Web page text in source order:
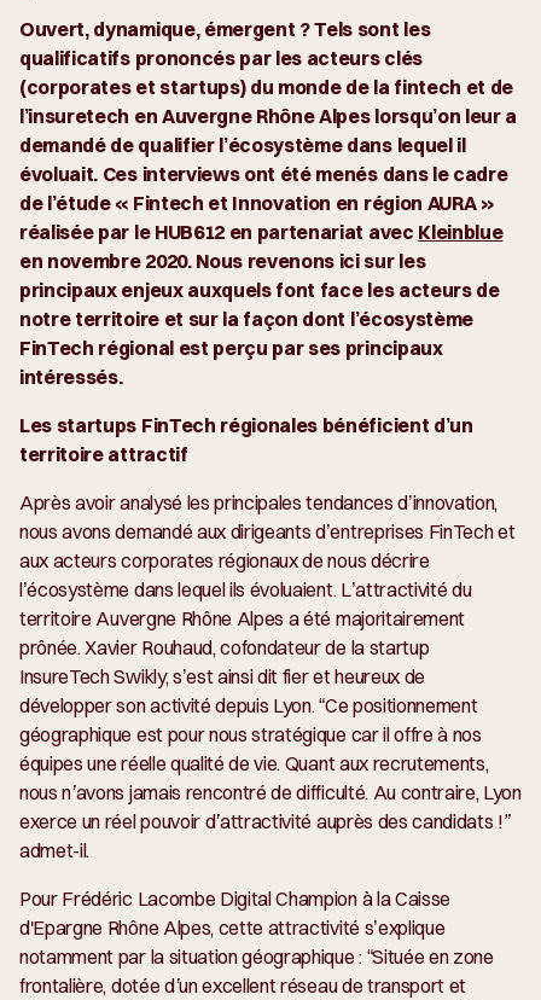
Ouvert, dynamique, émergent ? Tels sont les
qualificatifs prononcés par les acteurs clés
(corporates et startups) du monde de la fintech et de
l’insuretech en Auvergne Rhône Alpes lorsqu’on leur a
demandé de qualifier l’écosystème dans lequel il
évoluait. Ces interviews ont été menés dans le cadre
de l’étude « Fintech et Innovation en région AURA »
réalisée par le HUB612 en partenariat avec Kleinblue
en novembre 2020. Nous revenons ici sur les
principaux enjeux auxquels font face les acteurs de
notre territoire et sur la façon dont l’écosystème
FinTech régional est perçu par ses principaux
intéressés.
Les startups FinTech régionales bénéficient d’un
territoire attractif
Après avoir analysé les principales tendances d’innovation,
nous avons demandé aux dirigeants d’entreprises FinTech et
aux acteurs corporates régionaux de nous décrire
l’écosystème dans lequel ils évoluaient. L’attractivité du
territoire Auvergne Rhône Alpes a été majoritairement
prônée. Xavier Rouhaud, cofondateur de la startup
InsureTech Swikly, s’est ainsi dit fier et heureux de
développer son activité depuis Lyon. “Ce positionnement
géographique est pour nous stratégique car il offre à nos
équipes une réelle qualité de vie. Quant aux recrutements,
nous n’avons jamais rencontré de difficulté. Au contraire, Lyon
exerce un réel pouvoir d’attractivité auprès des candidats !”
admet-il.
Pour Frédéric Lacombe Digital Champion à la Caisse
d'Epargne Rhône Alpes, cette attractivité s’explique
notamment par la situation géographique : “Située en zone
frontalière, dotée d’un excellent réseau de transport et